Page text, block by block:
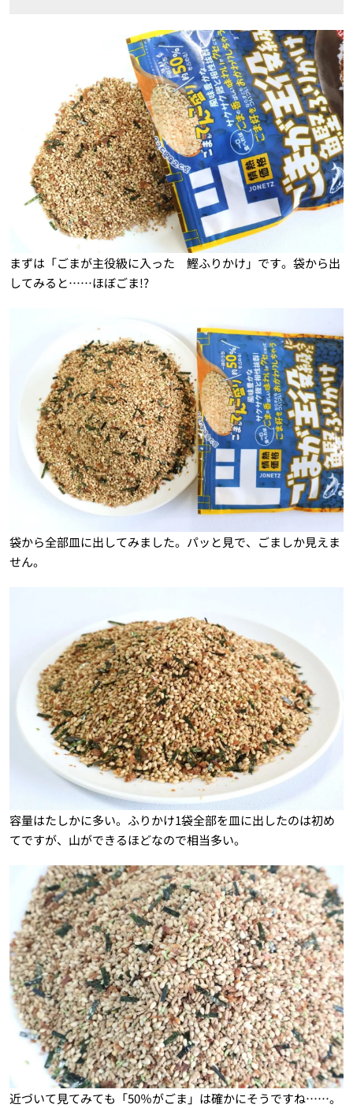
まずは「ごまが主役級に入った 鰹ふりかけ」です。袋から出
してみると……ほぼごま!?
袋から全部皿に出してみました。パッと見で、ごましか見えま
せん。
容量はたしかに多い。ふりかけ1袋全部を皿に出したのは初め
てですが、山ができるほどなので相当多い。
近づいて見てみても「50％がごま」は確かにそうですね……。